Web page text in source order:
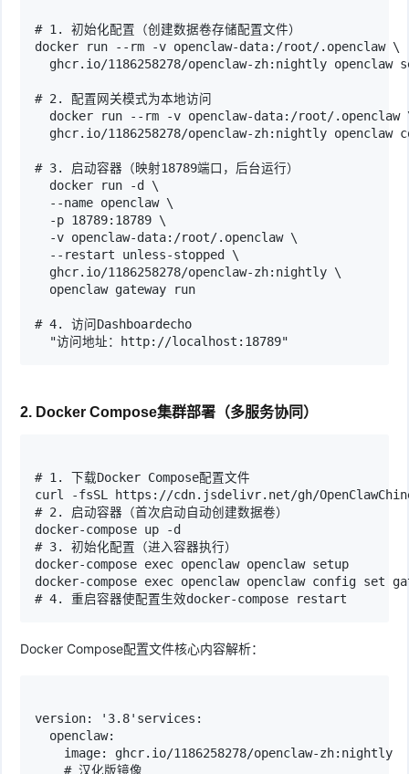
# 1. 初始化配置（创建数据卷存储配置文件）
docker run --rm -v openclaw-data:/root/.openclaw \
ghcr.io/1186258278/openclaw-zh:nightly openclaw
# 2. 配置网关模式为本地访问
docker run --rm -v openclaw-data:/root/.openclaw
ghcr.io/1186258278/openclaw-zh:nightly openclaw
# 3. 启动容器（映射18789端口，后台运行）
docker run -d \
--name openclaw \
-p 18789:18789 \
-v openclaw-data:/root/.openclaw \
--restart unless-stopped \
ghcr.io/1186258278/openclaw-zh:nightly \
openclaw gateway run
# 4. 访问Dashboardecho
"访问地址：http://localhost:18789"
2. Docker Compose集群部署（多服务协同）
# 1. 下载Docker Compose配置文件
curl -fsSL https://cdn.jsdelivr.net/gh/
# 2. 启动容器（首次启动自动创建数据卷）
docker-compose up -d
# 3. 初始化配置（进入容器执行）
docker-compose exec openclaw openclaw setup
docker-compose exec openclaw openclaw config set
# 4. 重启容器使配置生效docker-compose restart
Docker Compose配置文件核心内容解析：
version: '3.8'services:
openclaw:
image: ghcr.io/1186258278/openclaw-zh:nightly
# 汉化版镜像